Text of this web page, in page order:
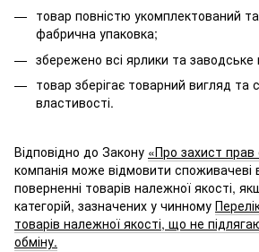
товар повністю укомплектований
фабрична упаковка;
збережено всі ярлики та заводське
товар зберігає товарний вигляд та
властивості.
Відповідно до Закону «Про захист прав
компанія може відмовити споживачеві
поверненні товарів належної якості,
категорій, зазначених у чинному
товарів належної якості, що не
обміну.